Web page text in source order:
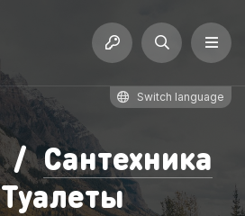
Switch language
/ Сантехника
Туалеты